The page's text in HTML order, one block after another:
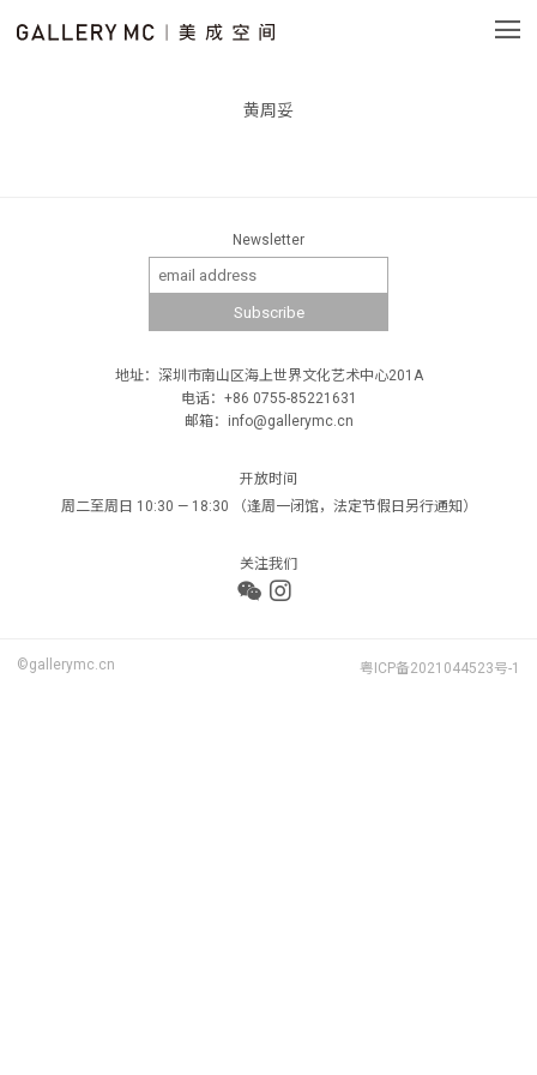
黄周妥
Newsletter
地址：深圳市南山区海上世界文化艺术中心201A
电话：+86 0755-85221631
邮箱：info@gallerymc.cn
开放时间
周二至周日 10:30 — 18:30 （逢周一闭馆，法定节假日另行通知）
关注我们
©gallerymc.cn 粤ICP备2021044523号-1